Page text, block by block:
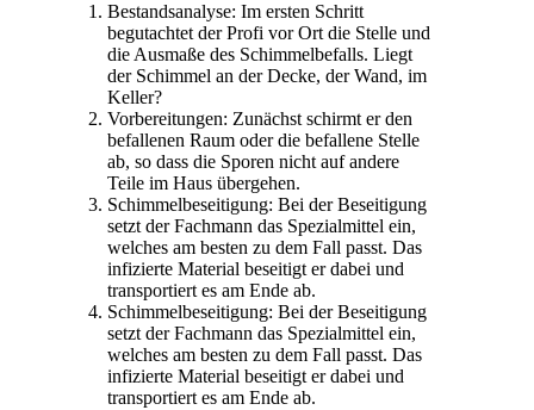
Bestandsanalyse: Im ersten Schritt
begutachtet der Profi vor Ort die Stelle und
die Ausmaße des Schimmelbefalls. Liegt
der Schimmel an der Decke, der Wand, im
Keller?
Vorbereitungen: Zunächst schirmt er den
befallenen Raum oder die befallene Stelle
ab, so dass die Sporen nicht auf andere
Teile im Haus übergehen.
Schimmelbeseitigung: Bei der Beseitigung
setzt der Fachmann das Spezialmittel ein,
welches am besten zu dem Fall passt. Das
infizierte Material beseitigt er dabei und
transportiert es am Ende ab.
Schimmelbeseitigung: Bei der Beseitigung
setzt der Fachmann das Spezialmittel ein,
welches am besten zu dem Fall passt. Das
infizierte Material beseitigt er dabei und
transportiert es am Ende ab.